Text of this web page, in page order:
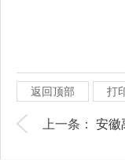
返回顶部 打
上一条： 安徽